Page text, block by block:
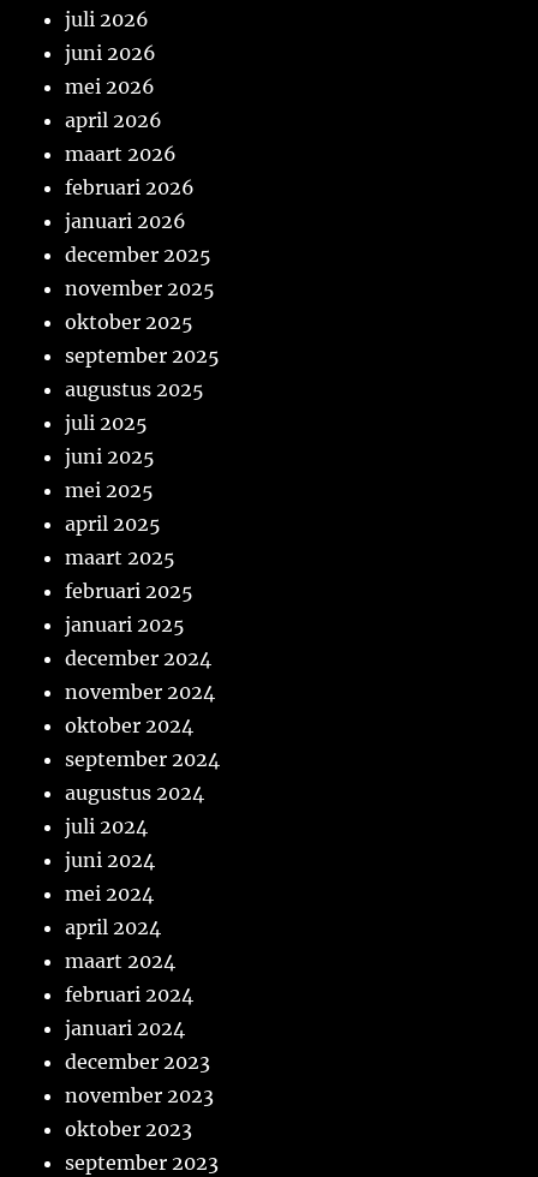
juli 2026
juni 2026
mei 2026
april 2026
maart 2026
februari 2026
januari 2026
december 2025
november 2025
oktober 2025
september 2025
augustus 2025
juli 2025
juni 2025
mei 2025
april 2025
maart 2025
februari 2025
januari 2025
december 2024
november 2024
oktober 2024
september 2024
augustus 2024
juli 2024
juni 2024
mei 2024
april 2024
maart 2024
februari 2024
januari 2024
december 2023
november 2023
oktober 2023
september 2023